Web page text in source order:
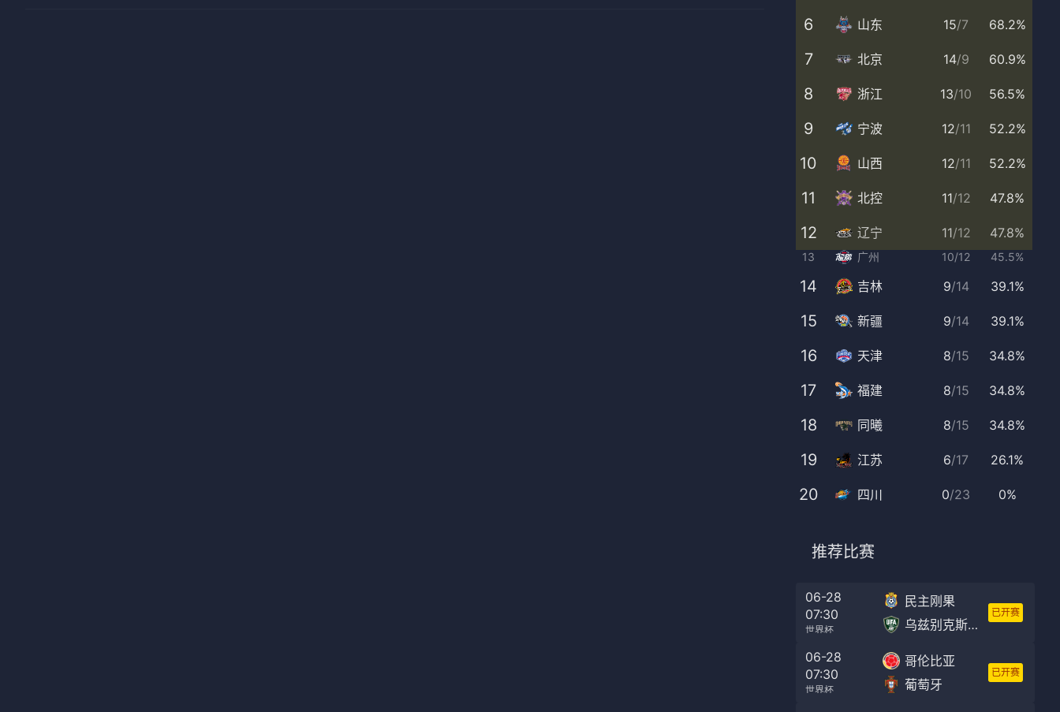
6 山东 15/7 68.2%
7 北京 14/9 60.9%
8 浙江 13/10 56.5%
9 宁波 12/11 52.2%
10 山西 12/11 52.2%
11 北控 11/12 47.8%
12 辽宁 11/12 47.8%
13 广州 10/12 45.5%
14 吉林 9/14 39.1%
15 新疆 9/14 39.1%
16 天津 8/15 34.8%
17 福建 8/15 34.8%
18 同曦 8/15 34.8%
19 江苏 6/17 26.1%
20 四川 0/23 0%
推荐比赛
06-28
07:30
世界杯
民主刚果
乌兹别克斯坦
已开赛
06-28
07:30
世界杯
哥伦比亚
葡萄牙
已开赛